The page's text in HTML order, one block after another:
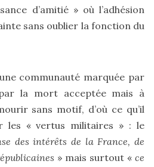
d’amitié » où l’adhésion
sans oublier la fonction du
communauté marquée par
la mort acceptée mais à
sans motif, d’où ce qu’il
les « vertus militaires » : le
des intérêts de la France, de
» mais surtout « ce